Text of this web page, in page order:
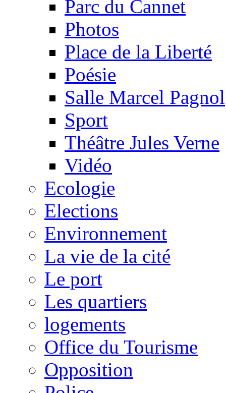
Parc du Cannet
Photos
Place de la Liberté
Poésie
Salle Marcel Pagnol
Sport
Théâtre Jules Verne
Vidéo
Ecologie
Elections
Environnement
La vie de la cité
Le port
Les quartiers
logements
Office du Tourisme
Opposition